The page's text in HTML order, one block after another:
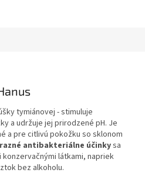
tymiánovej - stimuluje
a udržuje jej prirodzené pH. Je
a pre citlivú pokožku so sklonom
antibakteriálne účinkysa
látkami, napriek
bez alkoholu.